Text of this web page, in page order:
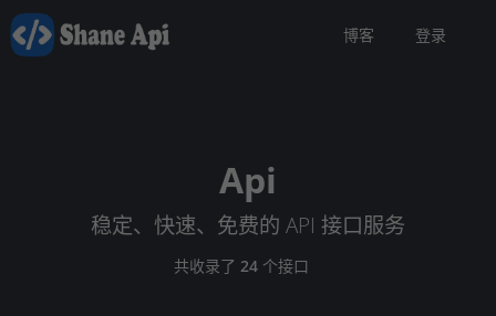
博客 登录
Api
稳定、快速、免费的 API 接口服务
共收录了 24 个接口